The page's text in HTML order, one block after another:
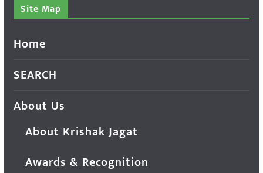
Site Map
Home
SEARCH
About Us
About Krishak Jagat
Awards & Recognition